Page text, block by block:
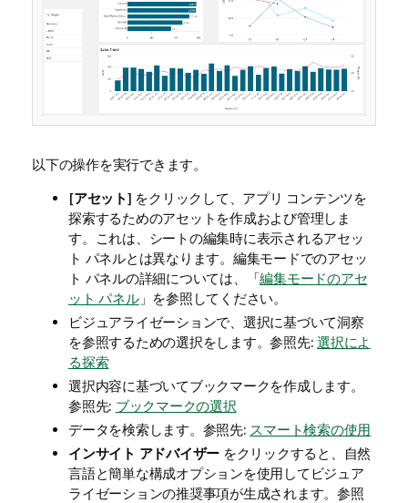
以下の操作を実行できます。
[アセット] をクリックして、アプリ コンテンツを
探索するためのアセットを作成および管理しま
す。これは、シートの編集時に表示されるアセッ
ト パネルとは異なります。編集モードでのアセッ
ト パネルの詳細については、「編集モードのアセ
ット パネル」を参照してください。
ビジュアライゼーションで、選択に基づいて洞察
を参照するための選択をします。参照先: 選択によ
る探索
選択内容に基づいてブックマークを作成します。
参照先: ブックマークの選択
データを検索します。 参照先: スマート検索の使用
インサイト アドバイザー をクリックすると、自然
言語と簡単な構成オプションを使用してビジュア
ライゼーションの推奨事項が生成されます。参照